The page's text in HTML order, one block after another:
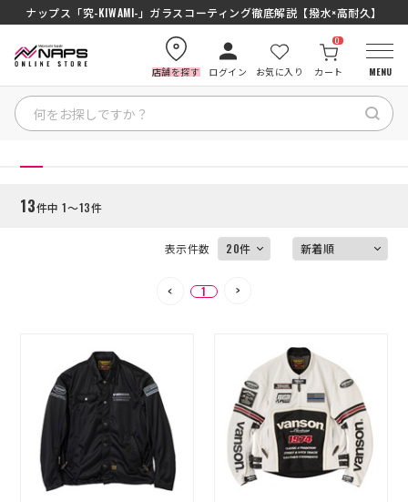
ナップス「究-KIWAMI-」ガラスコーティング徹底解説【撥水×高耐久】
店舗を探す ログイン お気に入り カート
0
MENU
HOME
カテゴリから探す
ナップスメンバーズ
店舗を探す
コーポレートサイト
絞り込む
HOME
13件中 1～13件
表示件数
1